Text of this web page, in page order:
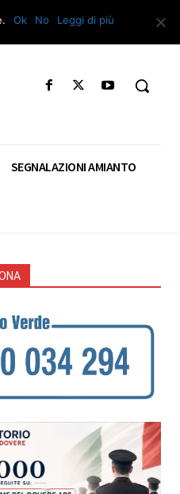
SEGNALAZIONI AMIANTO
Ok No Leggi di più